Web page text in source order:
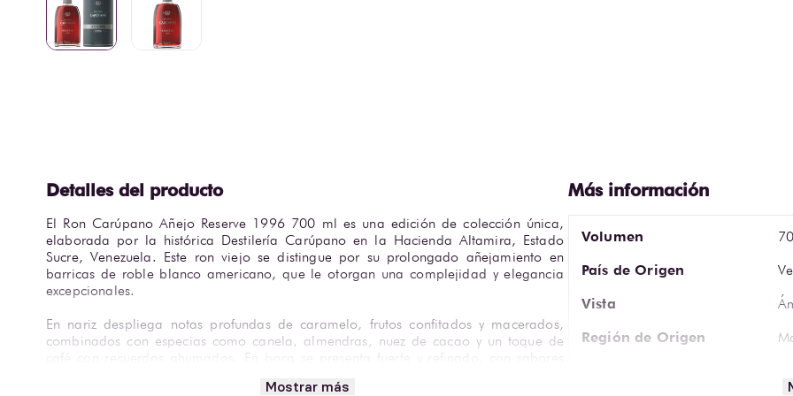
El Ron Carúpano Añejo Reserve 1996 700 ml es una edición de colección única,
elaborada por la histórica Destilería Carúpano en la Hacienda Altamira, Estado
Sucre, Venezuela. Este ron viejo se distingue por su prolongado añejamiento en
barricas de roble blanco americano, que le otorgan una complejidad y elegancia
excepcionales.
En nariz despliega notas profundas de caramelo, frutos confitados y macerados,
combinados con especias como canela, almendras, nuez de cacao y un toque de
café con recuerdos ahumados. En boca se presenta fuerte y refinado, con sabores
equilibrado y persistente que refleja su larga maduración.
Mostrar más
Volumen
País de Origen
Vista
Región de Origen